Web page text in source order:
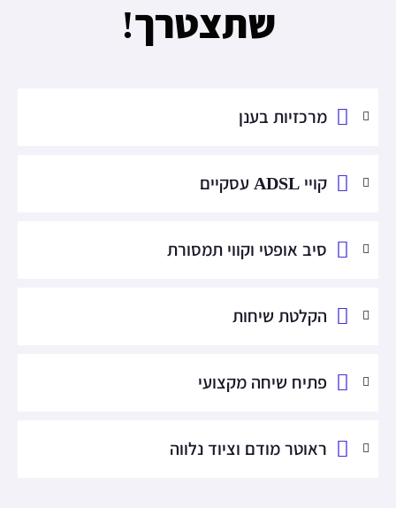
שתצטרך!
מרכזיות בענן
קויי ADSL עסקיים
סיב אופטי וקווי תמסורת
הקלטת שיחות
פתיח שיחה מקצועי
ראוטר מודם וציוד נלווה